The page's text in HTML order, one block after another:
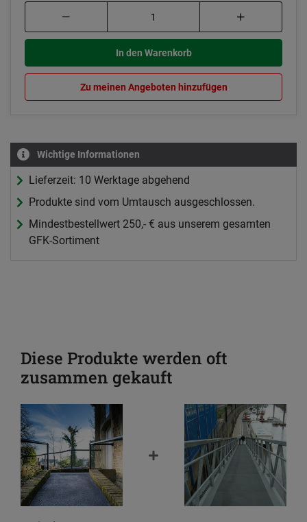
In den Warenkorb
Zu meinen Angeboten hinzufügen
Wichtige Informationen
Lieferzeit: 10 Werktage abgehend
Produkte sind vom Umtausch ausgeschlossen.
Mindestbestellwert 250,- € aus unserem gesamten
GFK-Sortiment
Diese Produkte werden oft
zusammen gekauft